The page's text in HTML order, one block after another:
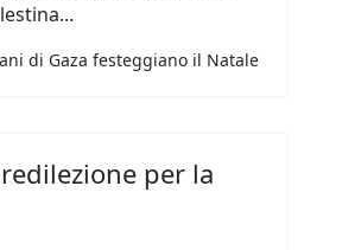
di Gaza festeggiano il Natale
per la